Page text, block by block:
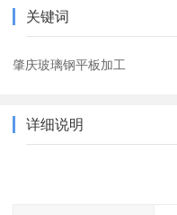
关键词
肇庆玻璃钢平板加工
详细说明